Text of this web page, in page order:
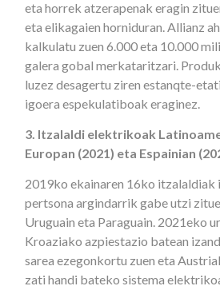
eta horrek atzerapenak eragin
eta elikagaien horniduran. Allianz
kalkulatu zuen 6.000 eta 10.000
galera gobal merkataritzari.
luzez desagertu ziren estanqte-
igoera espekulatiboak eraginez.
3. Itzalaldi elektrikoak
Europan (2021) eta Espainian
2019ko ekainaren 16ko itzalaldiak
pertsona argindarrik gabe utzi
Uruguain eta Paraguain. 2021eko
Kroaziako azpiestazio batean
sarea ezegonkortu zuen eta
zati handi bateko sistema